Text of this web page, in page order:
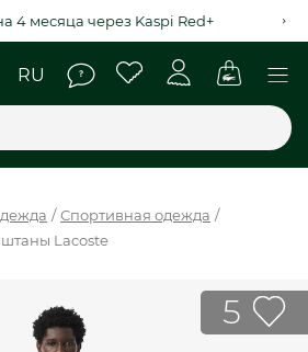
4 месяца через Kaspi Red+
Спортивная одежда
Lacoste
5